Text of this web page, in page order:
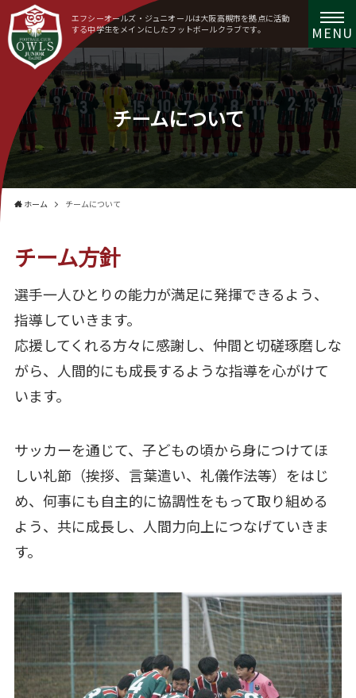
エフシーオールズ・ジュニオールは大阪高槻市を拠点に活動
する中学生をメインにしたフットボールクラブです。
MENU
チームについて
ホーム チームについて
チーム方針
選手一人ひとりの能力が満足に発揮できるよう、
指導していきます。
応援してくれる方々に感謝し、仲間と切磋琢磨しな
がら、人間的にも成長するような指導を心がけて
います。
サッカーを通じて、子どもの頃から身につけてほ
しい礼節（挨拶、言葉遣い、礼儀作法等）をはじ
め、何事にも自主的に協調性をもって取り組める
よう、共に成長し、人間力向上につなげていきま
す。